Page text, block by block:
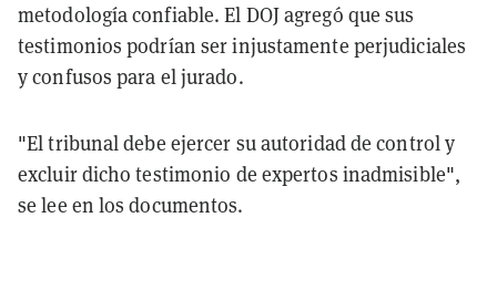
metodología confiable. El DOJ agregó que sus
testimonios podrían ser injustamente perjudiciales
y confusos para el jurado.
"El tribunal debe ejercer su autoridad de control y
excluir dicho testimonio de expertos inadmisible",
se lee en los documentos.